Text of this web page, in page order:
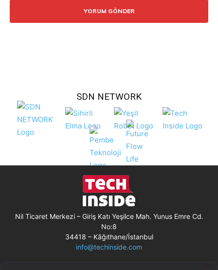
SDN NETWORK
Nil Ticaret Merkezi – Giriş Katı Yeşilce Mah. Yunus Emre Cd.
No:8
34418 – Kâğıthane/İstanbul
info@techinside.com